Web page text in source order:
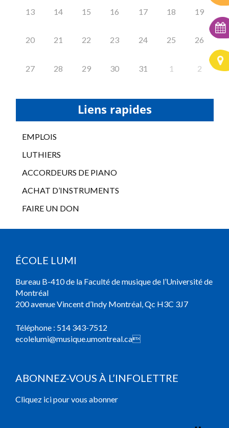
13 14 15 16 17 18 19
20 21 22 23 24 25 26
27 28 29 30 31 1 2
Liens rapides
EMPLOIS
LUTHIERS
ACCORDEURS DE PIANO
ACHAT D’INSTRUMENTS
FAIRE UN DON
ÉCOLE LUMI
Bureau B-410 de la Faculté de musique de l’Université de
Montréal
200 avenue Vincent d’Indy Montréal, Qc H3C 3J7
Téléphone : 514 343-7512
ecolelumi@musique.umontreal.ca
ABONNEZ-VOUS À L’INFOLETTRE
Cliquez ici pour vous abonner